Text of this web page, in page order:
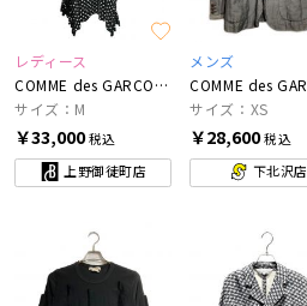
レディース
COMME des GARCONS COMME des GARCONS
サイズ：M
￥33,000税込
上野御徒町店
メンズ
サイズ：XS
￥28,600税込
下北沢店